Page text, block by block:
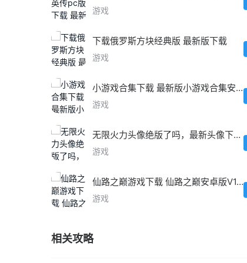
游戏
下载俄罗斯方块经典版 最新版下载
游戏
小游戏合集下载 最新版小游戏合集安卓IOS版
游戏
无限火力头像绝版了吗，最新头像下载教程
游戏
仙路之巅游戏下载 仙路之巅安卓版V1.0最新版
游戏
相关攻略